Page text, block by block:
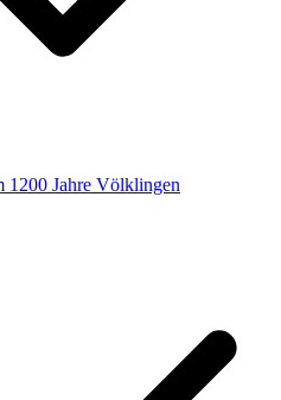
1200 Jahre Völklingen